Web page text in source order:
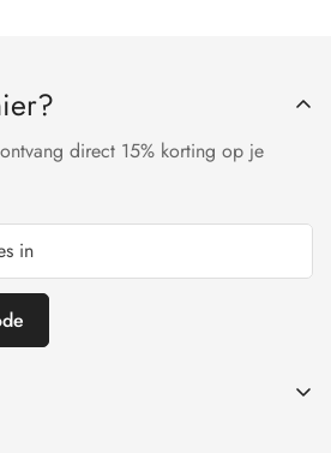
direct 15% korting op je